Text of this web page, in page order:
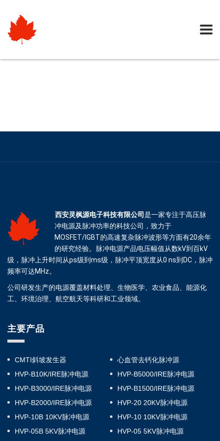
西安灵枫源电子科技有限公司是一家专注于高压脉
冲电源及脉冲功率的科技公司，致力于
MOSFET/IGBT的高速复杂脉冲波形等方面有20余年
的研究经验。脉冲电源产品电压幅值从数kV到百kV
级，脉冲上升时间从ps级到ms级，脉冲平顶宽度从0 ns到DC，脉冲
频率可达MHz。
公司研发生产的电源覆盖材料处理、生物医学、农业食品、能源化
工、环境治理、航空航天等科研和工业领域。
主要产品
CMTI斜坡发生器
心血管去钙化脉冲源
HVP-B10K/IRE脉冲电源
HVP-B5000/IRE脉冲电源
HVP-B3000/IRE脉冲电源
HVP-B1500/IRE脉冲电源
HVP-B2000/IRE脉冲电源
HVP-20 20KV脉冲电源
HVP-10B 10KV脉冲电源
HVP-10 10KV脉冲电源
HVP-05B 5KV脉冲电源
HVP-05 5KV脉冲电源